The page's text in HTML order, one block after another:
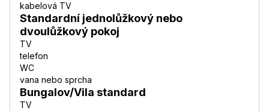
kabelová TV
Standardní jednolůžkový nebo
dvoulůžkový pokoj
TV
telefon
WC
vana nebo sprcha
Bungalov/Vila standard
TV